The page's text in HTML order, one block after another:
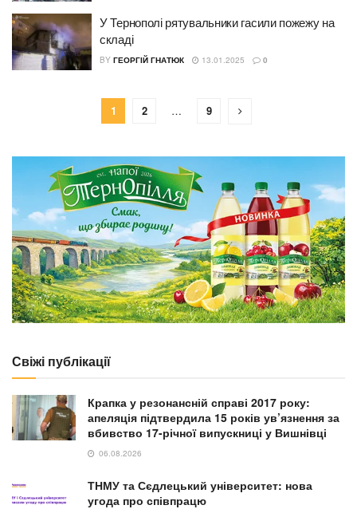
У Тернополі рятувальники гасили пожежу на
складі
BY ГЕОРГІЙ ГНАТЮК 13.01.2025 0
1 2 … 9
Свіжі публікації
Крапка у резонансній справі 2017 року:
апеляція підтвердила 15 років ув’язнення за
вбивство 17-річної випускниці у Вишнівці
06.08.2026
ТНМУ та Сєдлецький університет: нова
угода про співпрацю